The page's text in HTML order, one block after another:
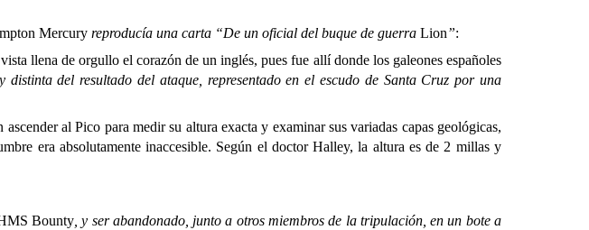
Mercury reproducía una carta “De un oficial del buque de guerra Lion”:
de orgullo el corazón de un inglés, pues fue allí donde los galeones españoles
distinta del resultado del ataque, representado en el escudo de Santa Cruz por una
al Pico para medir su altura exacta y examinar sus variadas capas geológicas,
era absolutamente inaccesible. Según el doctor Halley, la altura es de 2 millas y
Bounty , y ser abandonado, junto a otros miembros de la tripulación, en un bote a